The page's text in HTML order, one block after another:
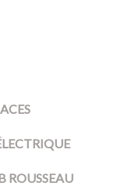
ROUSSEAU